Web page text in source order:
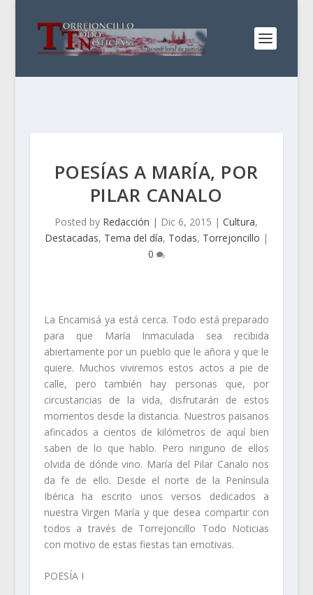
POESÍAS A MARÍA, POR
PILAR CANALO
Posted by Redacción | Dic 6, 2015 |Cultura,
Destacadas, Tema del día, Todas, Torrejoncillo |
0
La Encamisá ya está cerca. Todo está preparado
para que María Inmaculada sea recibida
abiertamente por un pueblo que le añora y que le
quiere. Muchos viviremos estos actos a pie de
calle, pero también hay personas que, por
circustancias de la vida, disfrutarán de estos
momentos desde la distancia. Nuestros paisanos
afincados a cientos de kilómetros de aquí bien
saben de lo que hablo. Pero ninguno de ellos
olvida de dónde vino. María del Pilar Canalo nos
da fe de ello. Desde el norte de la Península
Ibérica ha escrito unos versos dedicados a
nuestra Virgen María y que desea compartir con
todos a través de Torrejoncillo Todo Noticias
con motivo de estas fiestas tan emotivas.
POESÍA I